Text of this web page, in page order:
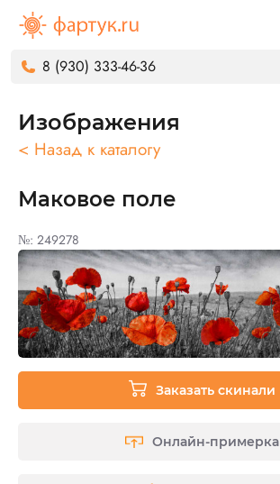
8 (930) 333-46-36
Изображения
< Назад к каталогу
Маковое поле
№: 249278
Заказать скинали
Онлайн-примерка